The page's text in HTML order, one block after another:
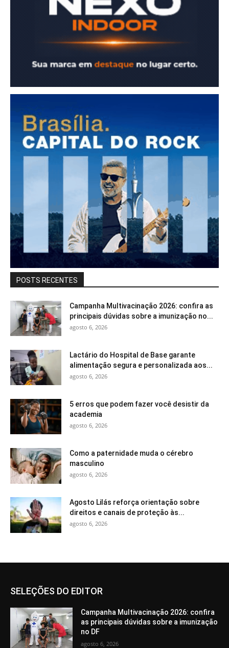
POSTS RECENTES
Campanha Multivacinação 2026: confira as
principais dúvidas sobre a imunização no...
agosto 6, 2026
Lactário do Hospital de Base garante
alimentação segura e personalizada aos...
agosto 6, 2026
5 erros que podem fazer você desistir da
academia
agosto 6, 2026
Como a paternidade muda o cérebro
masculino
agosto 6, 2026
Agosto Lilás reforça orientação sobre
direitos e canais de proteção às...
agosto 6, 2026
SELEÇÕES DO EDITOR
Campanha Multivacinação 2026: confira
as principais dúvidas sobre a imunização
no DF
agosto 6, 2026